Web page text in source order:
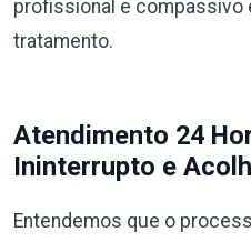
profissional e compassivo
tratamento.
Atendimento 24
Ininterrupto e
Entendemos que o